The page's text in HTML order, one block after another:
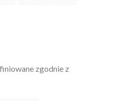
zgodnie z